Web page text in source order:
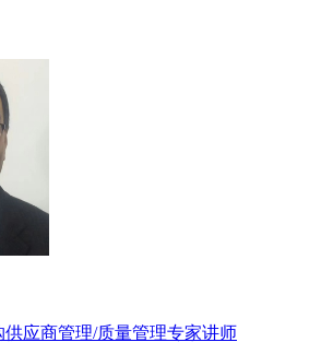
供应商管理/质量管理专家讲师